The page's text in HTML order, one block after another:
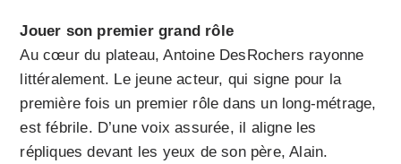
Jouer son premier grand rôle
Au cœur du plateau, Antoine DesRochers rayonne
littéralement. Le jeune acteur, qui signe pour la
première fois un premier rôle dans un long-métrage,
est fébrile. D’une voix assurée, il aligne les
répliques devant les yeux de son père, Alain.